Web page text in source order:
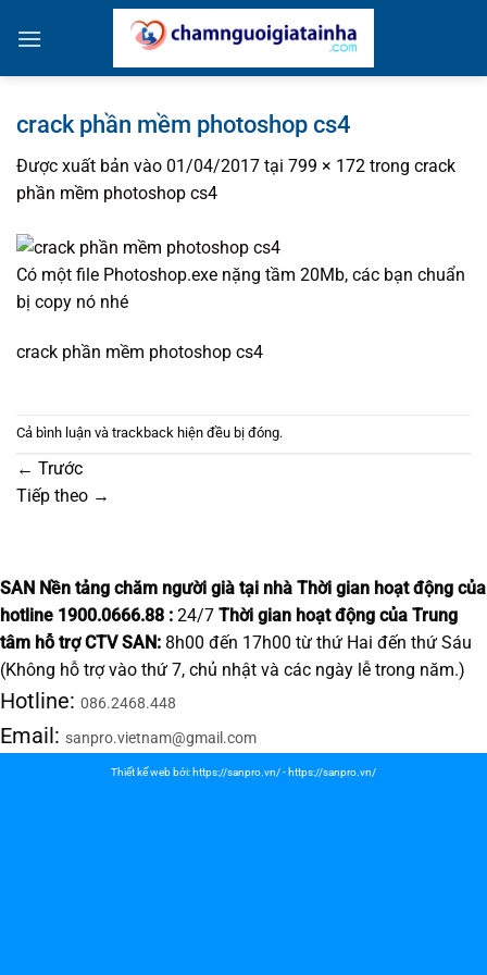
qua
crack phần mềm photoshop cs4
Được xuất bản vào 01/04/2017 tại 799 × 172 trong crack
phần mềm photoshop cs4
Có một file Photoshop.exe nặng tầm 20Mb, các bạn chuẩn
bị copy nó nhé
crack phần mềm photoshop cs4
Cả bình luận và trackback hiện đều bị đóng.
← Trước
Tiếp theo →
SAN Nền tảng chăm người già tại nhà Thời gian hoạt động của
hotline 1900.0666.88 : 24/7 Thời gian hoạt động của Trung
tâm hỗ trợ CTV SAN: 8h00 đến 17h00 từ thứ Hai đến thứ Sáu
(Không hỗ trợ vào thứ 7, chủ nhật và các ngày lễ trong năm.)
Hotline: 086.2468.448
Email: sanpro.vietnam@gmail.com
Thiết kế web bởi: https://sanpro.vn/- https://sanpro.vn/